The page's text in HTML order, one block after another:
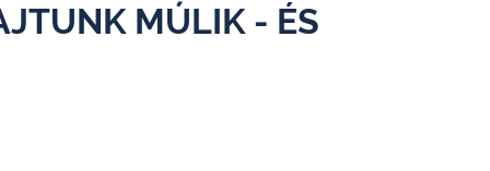
MÚLIK - ÉS